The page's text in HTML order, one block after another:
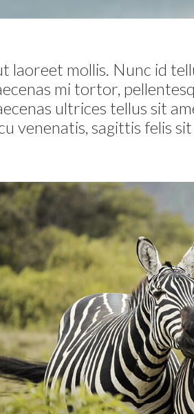
laoreet mollis. Nunc id
mi tortor,
ultrices tellus sit
venenatis, sagittis felis